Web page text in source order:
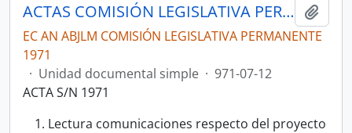
ACTAS COMISIÓN LEGISLATIVA PERMANENTE 1971 COMISIÓN JURÍDICA
EC AN ABJLM COMISIÓN LEGISLATIVA PERMANENTE
1971
· Unidad documental simple · 971-07-12
ACTA S/N 1971
Lectura comunicaciones respecto del proyecto